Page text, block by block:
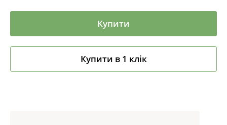
Купити
Купити в 1 клік